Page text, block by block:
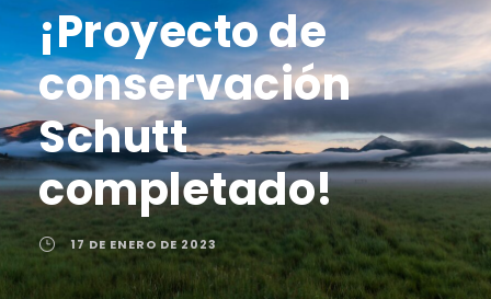
¡Proyecto de
conservación
Schutt
completado!
17 DE ENERO DE 2023